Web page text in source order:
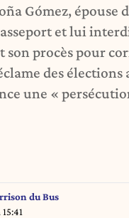
Gómez, épouse
et lui
procès pour
des élections
une «
du Bus